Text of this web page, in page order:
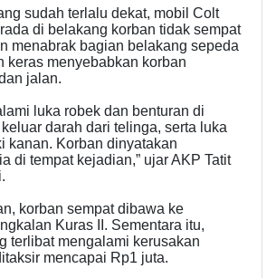
sudah terlalu dekat, mobil Colt
di belakang korban tidak sempat
menabrak bagian belakang sepeda
keras menyebabkan korban
jalan.
luka robek dan benturan di
darah dari telinga, serta luka
kanan. Korban dinyatakan
di tempat kejadian,” ujar AKP Tatit
korban sempat dibawa ke
Kuras II. Sementara itu,
terlibat mengalami kerusakan
mencapai Rp1 juta.